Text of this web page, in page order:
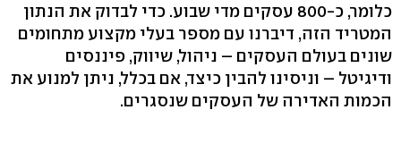
כלומר, כ-800 עסקים מדי שבוע. כדי לבדוק את הנתון
המטריד הזה, דיברנו עם מספר בעלי מקצוע מתחומים
שונים בעולם העסקים – ניהול, שיווק, פיננסים
ודיגיטל – וניסינו להבין כיצד, אם בכלל, ניתן למנוע את
הכמות האדירה של העסקים שנסגרים.